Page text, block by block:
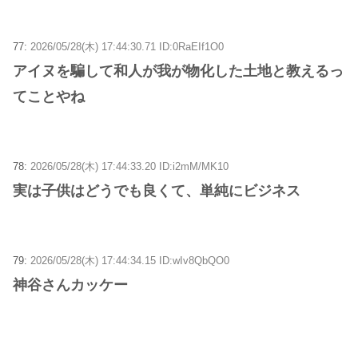
77: 2026/05/28(木) 17:44:30.71 ID:0RaEIf1O0
アイヌを騙して和人が我が物化した土地と教えるっ
てことやね
78: 2026/05/28(木) 17:44:33.20 ID:i2mM/MK10
実は子供はどうでも良くて、単純にビジネス
79: 2026/05/28(木) 17:44:34.15 ID:wIv8QbQO0
神谷さんカッケー